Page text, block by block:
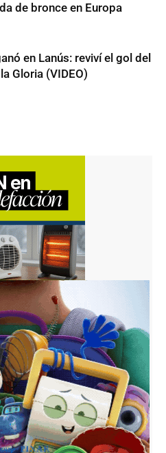
de bronce en Europa
en Lanús: reviví el gol del
Gloria (VIDEO)